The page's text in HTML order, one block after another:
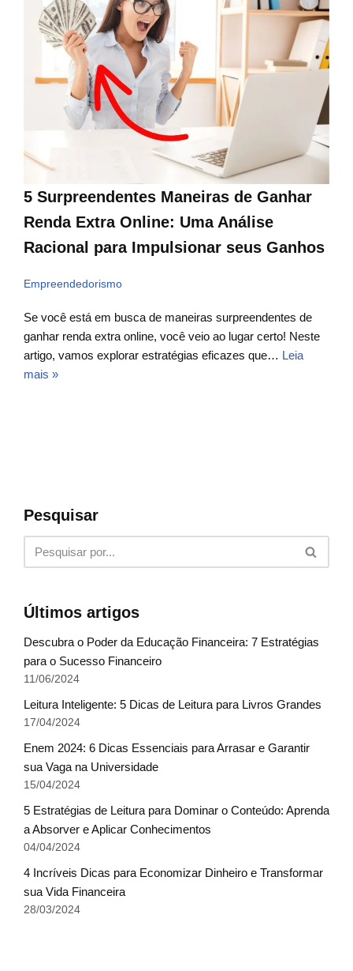
5 Surpreendentes Maneiras de Ganhar
Renda Extra Online: Uma Análise
Racional para Impulsionar seus Ganhos
Empreendedorismo
Se você está em busca de maneiras surpreendentes de
ganhar renda extra online, você veio ao lugar certo! Neste
artigo, vamos explorar estratégias eficazes que… Leia
mais »
Pesquisar
Últimos artigos
Descubra o Poder da Educação Financeira: 7 Estratégias
para o Sucesso Financeiro
11/06/2024
Leitura Inteligente: 5 Dicas de Leitura para Livros Grandes
17/04/2024
Enem 2024: 6 Dicas Essenciais para Arrasar e Garantir
sua Vaga na Universidade
15/04/2024
5 Estratégias de Leitura para Dominar o Conteúdo: Aprenda
a Absorver e Aplicar Conhecimentos
04/04/2024
4 Incríveis Dicas para Economizar Dinheiro e Transformar
sua Vida Financeira
28/03/2024